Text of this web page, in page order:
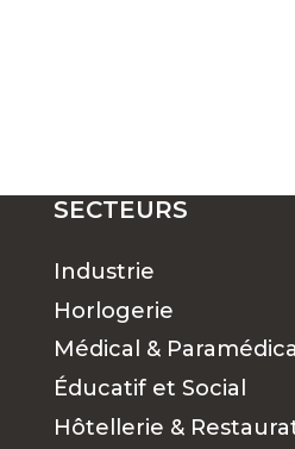
SECTEURS
Industrie
Horlogerie
Médical & Paramédical
Éducatif et Social
Hôtellerie &